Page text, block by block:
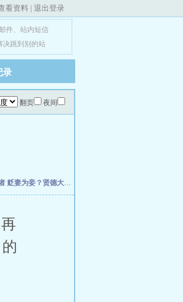
看资料 | 退出登录
件、 站内短信
决跳到别的站
录
翻页 夜间
贬妻为妾？贤德大妇她掀桌了